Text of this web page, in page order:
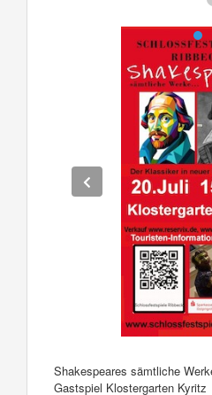
Shakespeares sämtliche
Gastspiel Klostergarten Kyritz